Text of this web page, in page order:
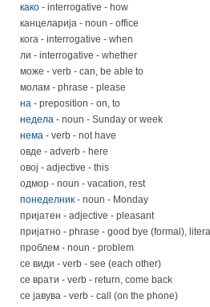
како - interrogative - how
канцеларија - noun - office
кога - interrogative - when
ли - interrogative - whether
може - verb - can, be able to
молам - phrase - please
на - preposition - on, to
недела - noun - Sunday or week
нема - verb - not have
овде - adverb - here
овој - adjective - this
одмор - noun - vacation, rest
понеделник - noun - Monday
пријатен - adjective - pleasant
пријатно - phrase - good bye (formal),
проблем - noun - problem
се види - verb - see (each other)
се врати - verb - return, come back
се јавува - verb - call (on the phone)